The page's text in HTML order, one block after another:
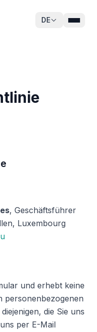
DE
, Geschäftsführer
Luxembourg
und erhebt keine
personenbezogenen
die Sie uns
per E-Mail